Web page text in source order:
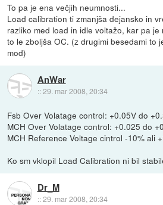
To pa je ena večjih neumnosti...
Load calibration ti zmanjša dejansko in
razliko med load in idle voltažo, kar pa
to le zboljša OC. (z drugimi besedami to
mod)
AnWar
::29. mar 2008, 20:34
Fsb Over Volatage control: +0.05V do
MCH Over Volatage control: +0.025 do
MCH Reference Voltage cintrol -10% ali
Ko sm vklopil Load Calibration ni bil
Dr_M
::29. mar 2008, 20:34